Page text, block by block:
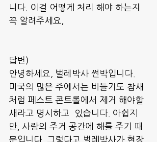
니다. 이걸 어떻게 처리 해야 하는지
꼭 알려주세요,
답변)
안녕하세요, 벌레박사 썬박입니다.
미국의 많은 주에서는 비들기도 참새
처럼 페스트 콘트롤에서 제거 해야할
새라고 명시하고  있습니다. 아쉽지
만, 사람의 주거 공간에 해를 주기 때
문입니다. 그렇다고 벌레박사가 현장